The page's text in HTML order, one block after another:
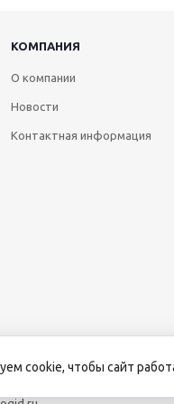
КОМПАНИЯ
О компании
Новости
Контактная информация
интернет-сайт носит
кодекса
cookie, чтобы сайт